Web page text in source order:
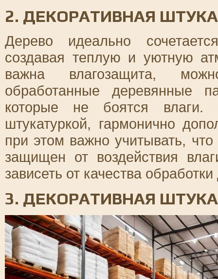
2. ДЕКОРАТИВНАЯ
Дерево идеально
создавая теплую и уютную
важна влагозащита,
обработанные деревянные
которые не боятся влаги.
штукатуркой, гармонично
при этом важно учитывать,
защищен от воздействия
зависеть от качества
3. ДЕКОРАТИВНАЯ